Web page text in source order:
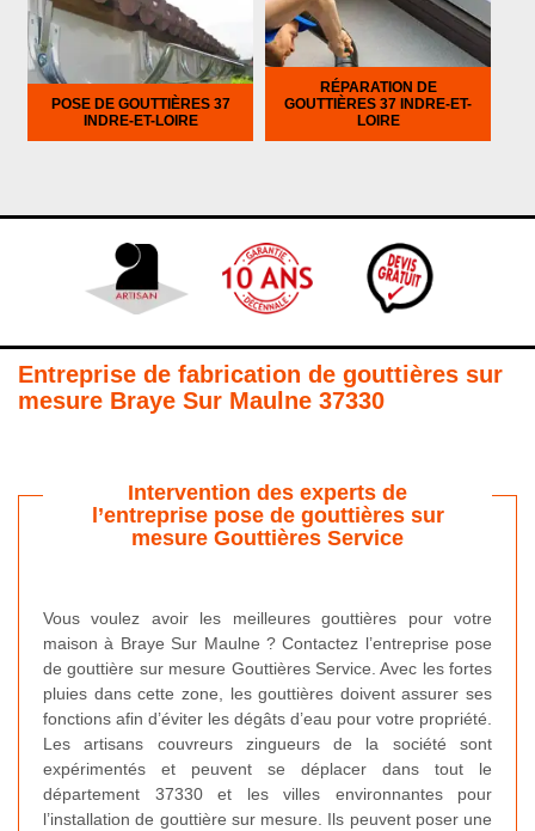
POSE DE GOUTTIÈRES 37
INDRE-ET-LOIRE
RÉPARATION DE
GOUTTIÈRES 37 INDRE-ET-
LOIRE
Entreprise de fabrication de gouttières sur
mesure Braye Sur Maulne 37330
Intervention des experts de
l’entreprise pose de gouttières sur
mesure Gouttières Service
Vous voulez avoir les meilleures gouttières pour votre
maison à Braye Sur Maulne ? Contactez l’entreprise pose
de gouttière sur mesure Gouttières Service. Avec les fortes
pluies dans cette zone, les gouttières doivent assurer ses
fonctions afin d’éviter les dégâts d’eau pour votre propriété.
Les artisans couvreurs zingueurs de la société sont
expérimentés et peuvent se déplacer dans tout le
département 37330 et les villes environnantes pour
l’installation de gouttière sur mesure. Ils peuvent poser une